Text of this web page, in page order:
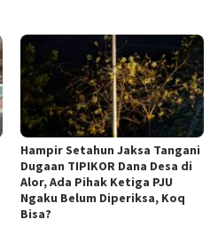
Hampir Setahun Jaksa Tangani
Dugaan TIPIKOR Dana Desa di
Alor, Ada Pihak Ketiga PJU
Ngaku Belum Diperiksa, Koq
Bisa?